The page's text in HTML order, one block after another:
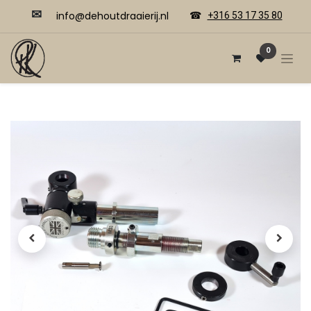
✉ ​​info@dehoutdraaierij.nl ☎ +316 53 17 35 80
0